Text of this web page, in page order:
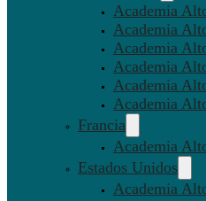
Academia
Academia
Academia
Academia
Academia
Academia
Francia
Academia
Estados Unidos
Academia